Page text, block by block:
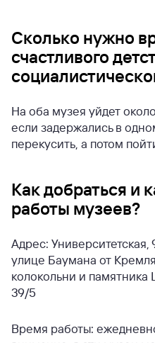
Сколько нужно
счастливого
На оба музея уйдет
если задержались в
перекусить, а потом
Как добраться и
работы музеев?
Адрес: Университетская,
улице Баумана от
колокольни и памятника
39/5
Время работы: